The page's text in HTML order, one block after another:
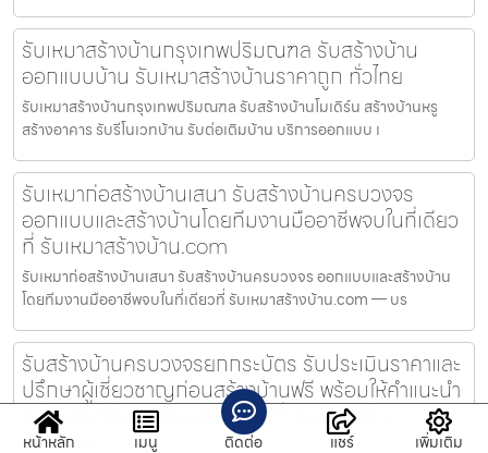
รับเหมาสร้างบ้านกรุงเทพปริมณฑล รับสร้างบ้าน
ออกแบบบ้าน รับเหมาสร้างบ้านราคาถูก ทั่วไทย
รับเหมาสร้างบ้านกรุงเทพปริมณฑล รับสร้างบ้านโมเดิร์น สร้างบ้านหรู
สร้างอาคาร รับรีโนเวทบ้าน รับต่อเติมบ้าน บริการออกแบบ เ
รับเหมาก่อสร้างบ้านเสนา รับสร้างบ้านครบวงจร
ออกแบบและสร้างบ้านโดยทีมงานมืออาชีพจบในที่เดียว
ที่ รับเหมาสร้างบ้าน.com
รับเหมาก่อสร้างบ้านเสนา รับสร้างบ้านครบวงจร ออกแบบและสร้างบ้าน
โดยทีมงานมืออาชีพจบในที่เดียวที่ รับเหมาสร้างบ้าน.com — บร
รับสร้างบ้านครบวงจรยกกระบัตร รับประเมินราคาและ
ปรึกษาผู้เชี่ยวชาญก่อนสร้างบ้านฟรี พร้อมให้คำแนะนำ
อย่างจริงใจในทุกขั้นตอน เข้าไปที่ รับเหมาสร้าง
บ้าน.com
หน้าหลัก เมนู ติดต่อ แชร์ เพิ่มเติม